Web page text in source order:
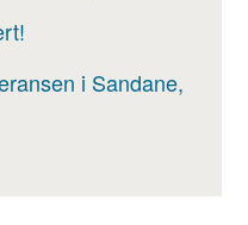
i Sandane,